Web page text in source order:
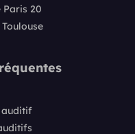
20
auditif